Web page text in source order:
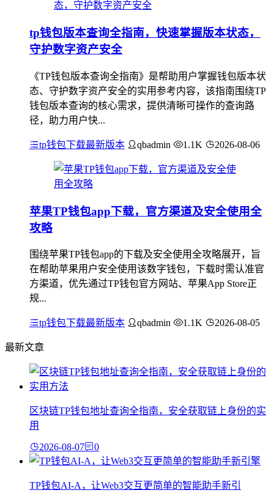
tp钱包版本查询全指南，快速掌握版本状态，
守护数字资产安全
《TP钱包版本查询全指南》是帮助用户掌握钱包版本状
态、守护数字资产安全的实用参考内容，该指南围绕TP
钱包版本查询的核心需求，提供清晰可操作的查询路
径，助力用户快...
tp钱包下载最新版本 qbadmin 1.1K 2026-08-06
苹果TP钱包app下载，官方渠道及安全使用全
攻略
围绕苹果TP钱包app的下载及安全使用全攻略展开，旨
在帮助苹果用户安全使用该数字钱包，下载时需认准官
方渠道，优先通过TP钱包官方网站、苹果App Store正
规...
tp钱包下载最新版本 qbadmin 1.1K 2026-08-05
最新文章
区块链TP钱包地址查询全指南，安全获取链上身份的实
用
2026-08-07 0
TP钱包AI-A，让Web3交互更简单的智能助手新引